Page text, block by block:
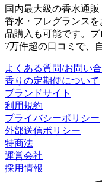
国内最大級の香水通
香水・フレグランス
品購入も可能です。プ
7万件超の口コミで、
よくある質問/お問い
香りの定期便について
ブランドサイト
利用規約
プライバシーポリシー
外部送信ポリシー
特商法
運営会社
採用情報